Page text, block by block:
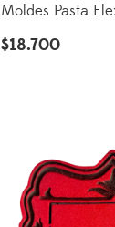
Moldes Pasta
$18.700